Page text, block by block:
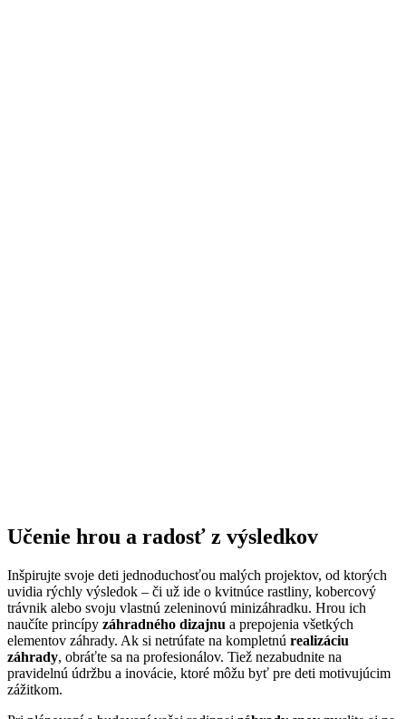
Učenie hrou a radosť z výsledkov
Inšpirujte svoje deti jednoduchosťou malých projektov, od ktorých
uvidia rýchly výsledok – či už ide o kvitnúce rastliny, kobercový
trávnik alebo svoju vlastnú zeleninovú minizáhradku. Hrou ich
naučíte princípy záhradného dizajnu a prepojenia všetkých
elementov záhrady. Ak si netrúfate na kompletnú realizáciu
záhrady, obráťte sa na profesionálov. Tiež nezabudnite na
pravidelnú údržbu a inovácie, ktoré môžu byť pre deti motivujúcim
zážitkom.​